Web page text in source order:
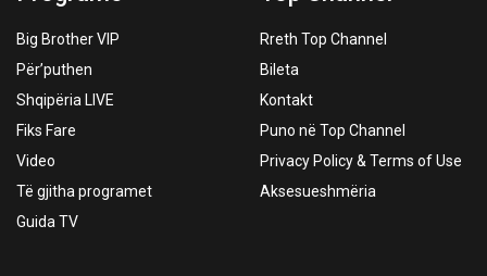
Big Brother VIP
Për’puthen
Shqipëria LIVE
Fiks Fare
Video
Të gjitha programet
Guida TV
Rreth Top Channel
Bileta
Kontakt
Puno në Top Channel
Privacy Policy & Terms of Use
Aksesueshmëria